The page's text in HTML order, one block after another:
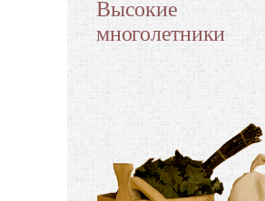
Высокие
многолетники